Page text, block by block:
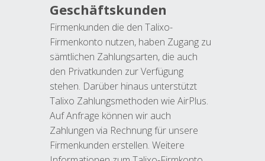
Geschäftskunden
Firmenkunden die den Talixo-
Firmenkonto nutzen, haben Zugang zu
sämtlichen Zahlungsarten, die auch
den Privatkunden zur Verfügung
stehen. Darüber hinaus unterstützt
Talixo Zahlungsmethoden wie AirPlus.
Auf Anfrage können wir auch
Zahlungen via Rechnung für unsere
Firmenkunden erstellen. Weitere